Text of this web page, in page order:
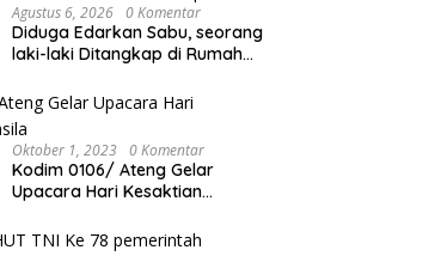
Agustus 6, 2026 0 Komentar
Diduga Edarkan Sabu, seorang
laki-laki Ditangkap di Rumah
Digital dan Puluhan Plastik Klip
Oktober 1, 2023 0 Komentar
Kodim 0106/ Ateng Gelar
Upacara Hari Kesaktian